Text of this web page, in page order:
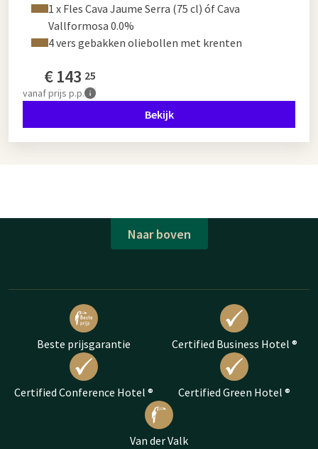
1 x Fles Cava Jaume Serra (75 cl) óf Cava
Vallformosa 0.0%
4 vers gebakken oliebollen met krenten
€143 25
vanafprijs p.p.
Bekijk
Naar boven
Beste prijsgarantie Certified Business Hotel ®
Certified Conference Hotel ® Certified Green Hotel ®
Van der Valk